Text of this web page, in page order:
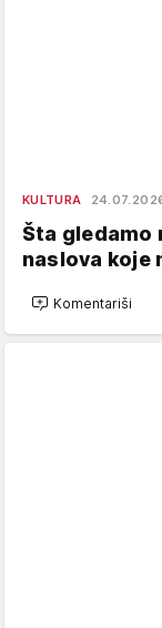
KULTURA
Šta gledamo
naslova koje
Komentariši